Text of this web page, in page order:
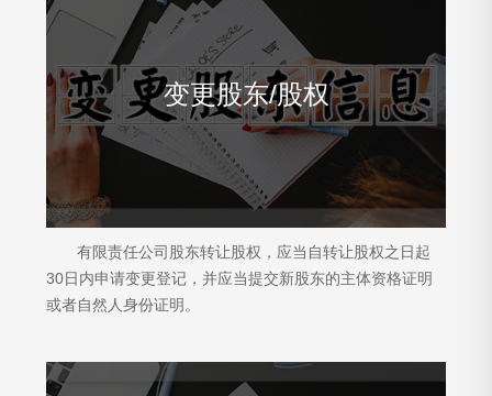
变更股东/股权
有限责任公司股东转让股权，应当自转让股权之日起
30日内申请变更登记，并应当提交新股东的主体资格证明
或者自然人身份证明。